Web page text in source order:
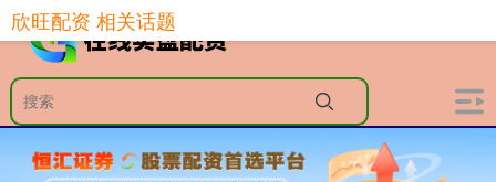
欣旺配资 相关话题